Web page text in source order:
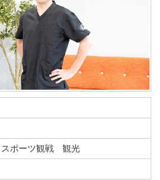
ポーツ観戦 観光